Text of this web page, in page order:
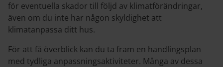
för eventuella skador till följd av klimatförändringar,
även om du inte har någon skyldighet att
klimatanpassa ditt hus.
För att få överblick kan du ta fram en handlingsplan
med tydliga anpassningsaktiviteter. Många av dessa